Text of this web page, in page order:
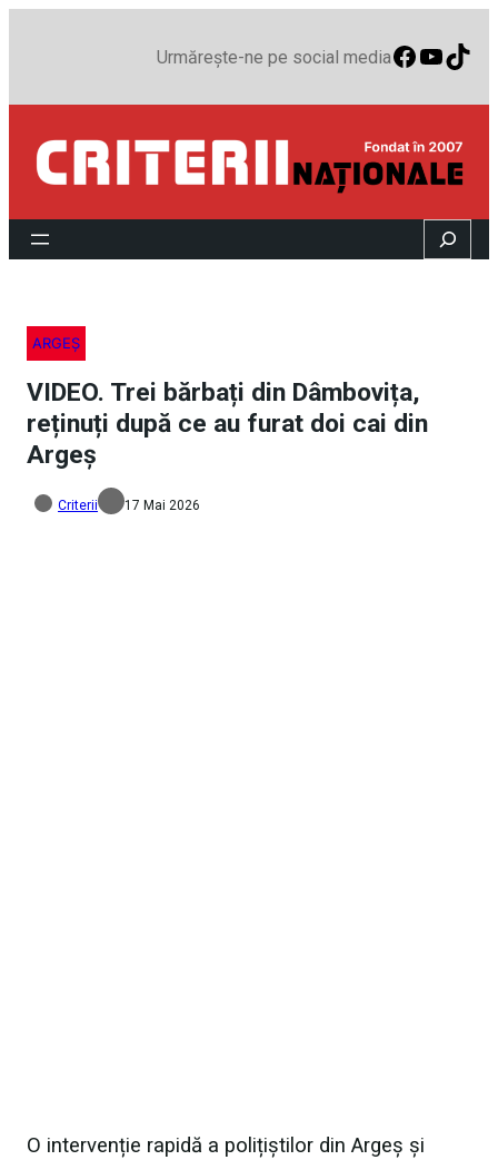
Urmărește-ne pe social media
Search
ARGEȘ
VIDEO. Trei bărbați din Dâmbovița,
reținuți după ce au furat doi cai din
Argeș
Criterii 17 Mai 2026
O intervenție rapidă a polițiștilor din Argeș și